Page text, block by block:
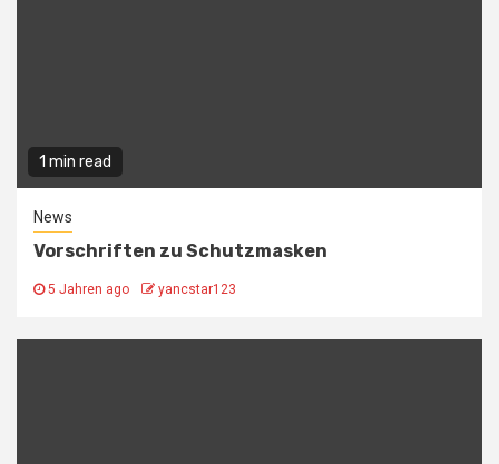
1 min read
News
Vorschriften zu Schutzmasken
5 Jahren ago yancstar123